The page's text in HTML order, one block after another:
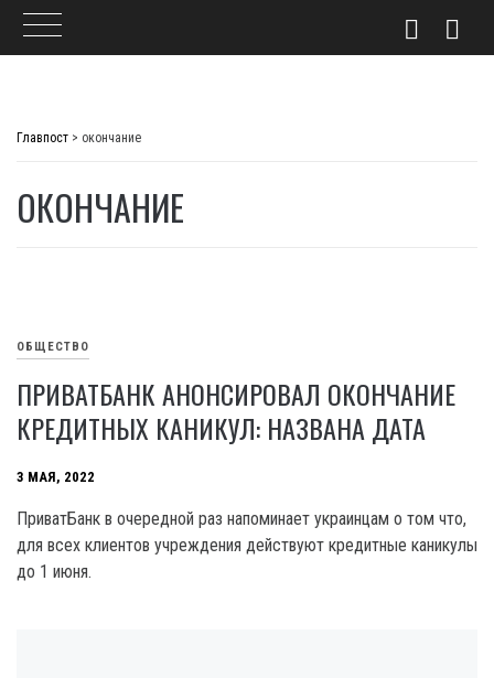
Главпост > окончание
ОКОНЧАНИЕ
ОБЩЕСТВО
ПРИВАТБАНК АНОНСИРОВАЛ ОКОНЧАНИЕ
КРЕДИТНЫХ КАНИКУЛ: НАЗВАНА ДАТА
3 МАЯ, 2022
ПриватБанк в очередной раз напоминает украинцам о том что,
для всех клиентов учреждения действуют кредитные каникулы
до 1 июня.